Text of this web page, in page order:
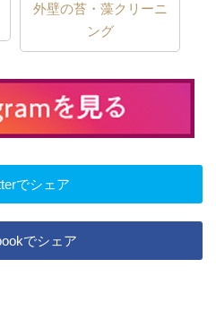
外壁の苔・藻クリーニ
ング
でシェア
でシェア